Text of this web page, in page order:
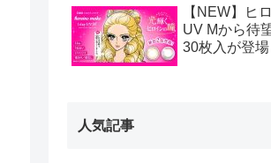
【NEW】ヒ
UV Mから待
30枚入が登場
人気記事